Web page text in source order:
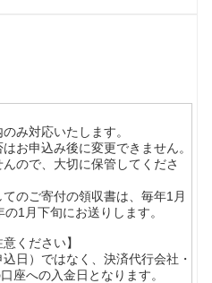
み対応いたします。
お申込み後に変更できません。
ので、大切に保管してくださ
のご寄付の領収書は、毎年1月
1月下旬にお送りします。
ください】
日）ではなく、決済代行会社・
座への入金日となります。